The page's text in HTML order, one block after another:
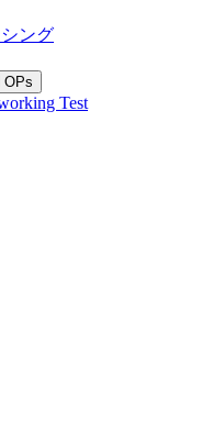
ング
OPs
Test